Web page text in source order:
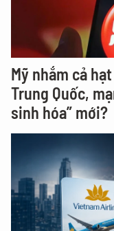
Mỹ nhắm cả
Trung Quốc,
sinh hóa” mới?